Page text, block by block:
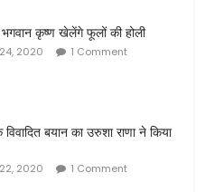
कृष्ण खेलेंगे फूलों की होली
2020 1 Comment
विवादित बयान का उरुशा राणा ने किया
2020 1 Comment